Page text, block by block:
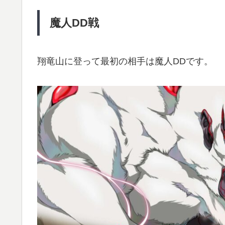
魔人DD戦
翔竜山に登って最初の相手は魔人DDです。